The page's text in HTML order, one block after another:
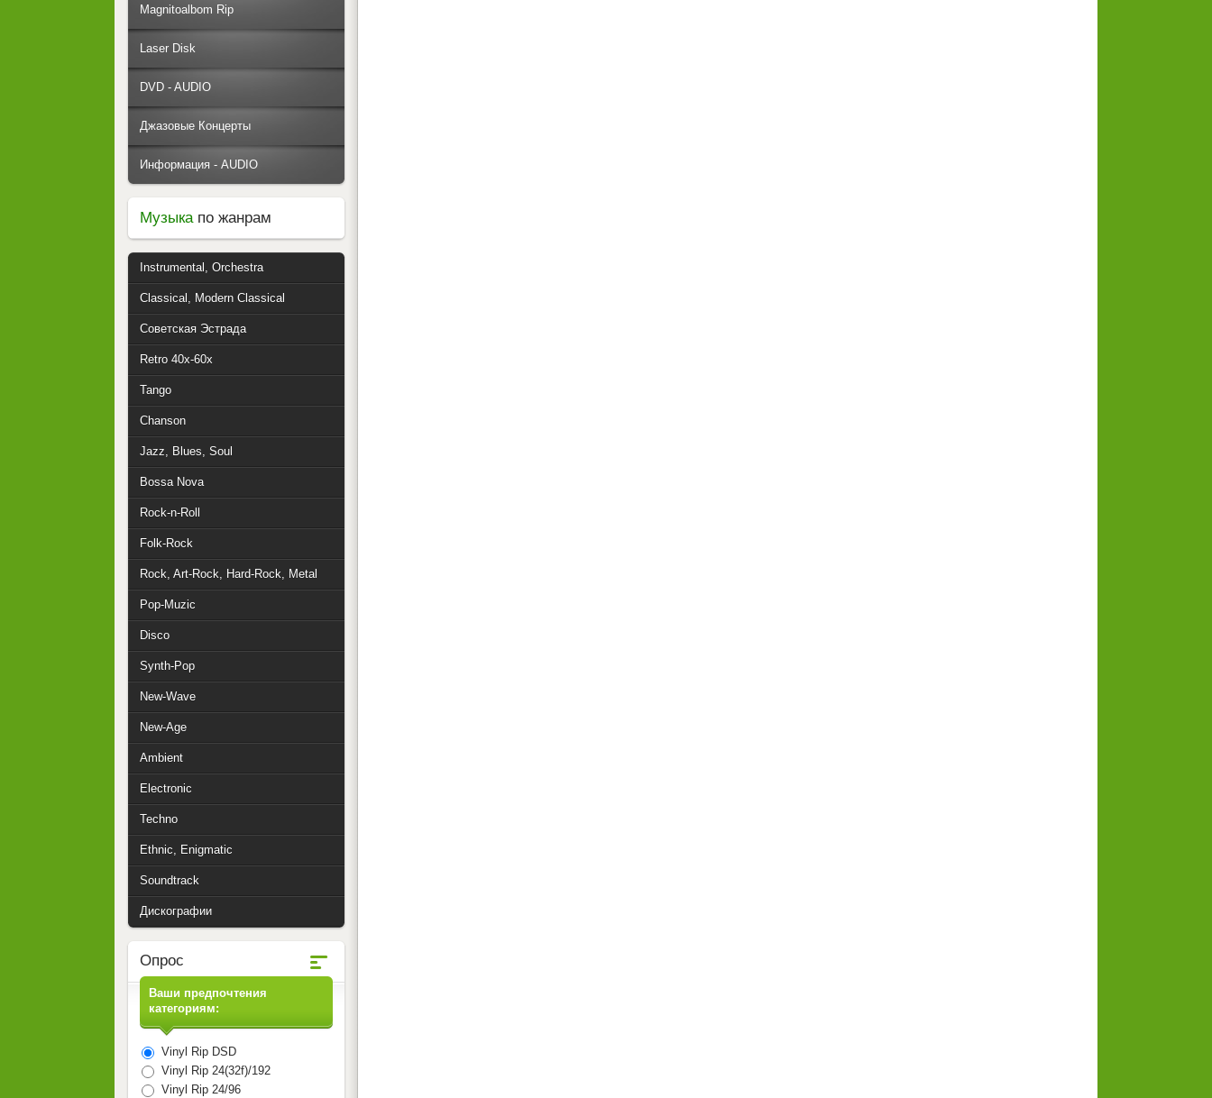
Magnitoalbom Rip
Laser Disk
DVD - AUDIO
Джазовые Концерты
Информация - AUDIO
Музыкапо жанрам
Instrumental, Orchestra
Classical, Modern Classical
Советская Эстрада
Retro 40x-60x
Tango
Chanson
Jazz, Blues, Soul
Bossa Nova
Rock-n-Roll
Folk-Rock
Rock, Art-Rock, Hard-Rock, Metal
Pop-Muzic
Disco
Synth-Pop
New-Wave
New-Age
Ambient
Electronic
Techno
Ethnic, Enigmatic
Soundtrack
Дискографии
Опрос
Ваши предпочтения
категориям:
Vinyl Rip DSD
Vinyl Rip 24(32f)/192
Vinyl Rip 24/96